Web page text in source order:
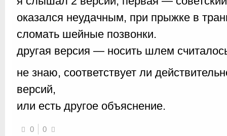
оказался неудачным, при прыжке в
сломать шейные позвонки.
другая версия — носить шлем
не знаю, соответствует ли
версий,
или есть другое объяснение.
0 0